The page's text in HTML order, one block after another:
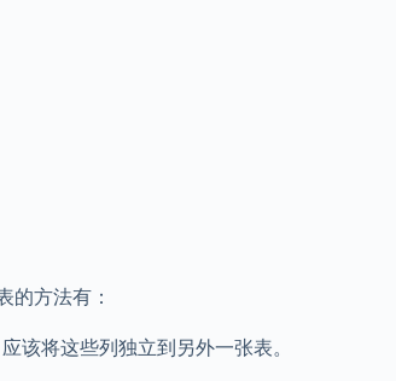
的方法有：
该将这些列独立到另外一张表。